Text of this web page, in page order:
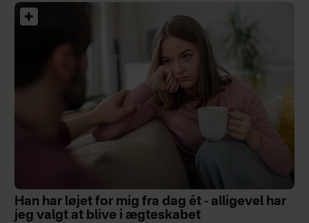
Han har løjet for mig fra dag ét - alligevel har
jeg valgt at blive i ægteskabet